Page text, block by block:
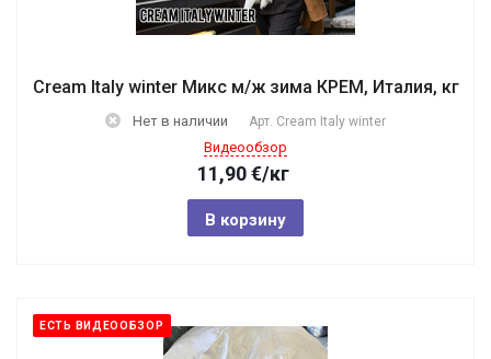
Cream Italy winter Микс м/ж зима КРЕМ, Италия, кг
Нет в наличии Арт. Cream Italy winter
Видеообзор
11,90€/кг
В корзину
ЕСТЬ ВИДЕООБЗОР